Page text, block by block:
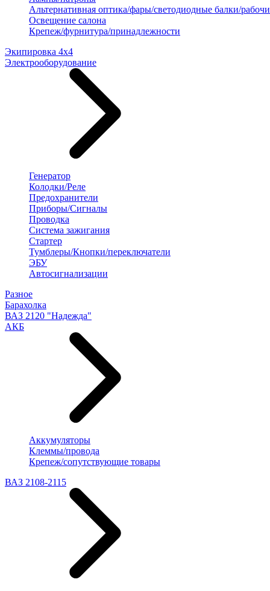
Альтернативная оптика/фары/светодиодные балки/
Освещение салона
Крепеж/фурнитура/принадлежности
Экипировка 4х4
Электрооборудование
Генератор
Колодки/Реле
Предохранители
Приборы/Сигналы
Проводка
Система зажигания
Стартер
Тумблеры/Кнопки/переключатели
ЭБУ
Автосигнализации
Разное
Барахолка
ВАЗ 2120 "Надежда"
АКБ
Аккумуляторы
Клеммы/провода
Крепеж/сопутствующие товары
ВАЗ 2108-2115